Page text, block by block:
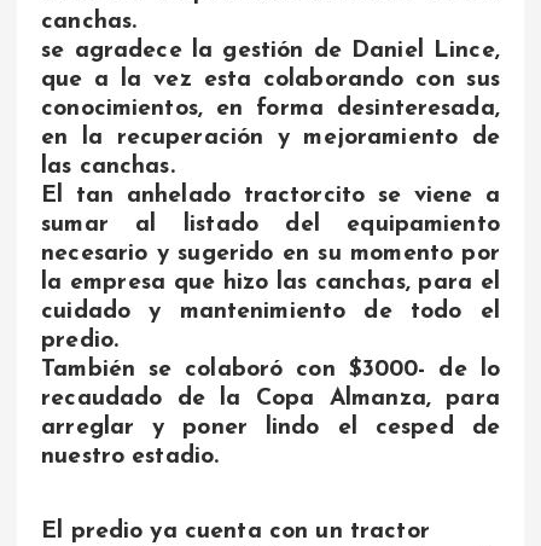
canchas.
se agradece la gestión de Daniel Lince,
que a la vez esta colaborando con sus
conocimientos, en forma desinteresada,
en la recuperación y mejoramiento de
las canchas.
El tan anhelado tractorcito se viene a
sumar al listado del equipamiento
necesario y sugerido en su momento por
la empresa que hizo las canchas, para el
cuidado y mantenimiento de todo el
predio.
También se colaboró con $3000- de lo
recaudado de la Copa Almanza, para
arreglar y poner lindo el cesped de
nuestro estadio.
El predio ya cuenta con un tractor